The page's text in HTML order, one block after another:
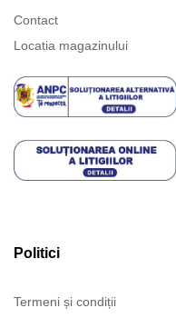
Contact
Locatia magazinului
Politici
Termeni și condiții